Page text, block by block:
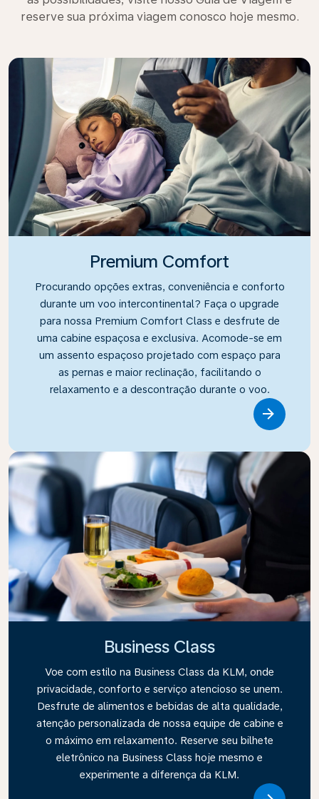
reserve sua próxima viagem conosco hoje mesmo.
Premium Comfort
Procurando opções extras, conveniência e conforto
durante um voo intercontinental? Faça o upgrade
para nossa Premium Comfort Class e desfrute de
uma cabine espaçosa e exclusiva. Acomode-se em
um assento espaçoso projetado com espaço para
as pernas e maior reclinação, facilitando o
relaxamento e a descontração durante o voo.
Business Class
Voe com estilo na Business Class da KLM, onde
privacidade, conforto e serviço atencioso se unem.
Desfrute de alimentos e bebidas de alta qualidade,
atenção personalizada de nossa equipe de cabine e
o máximo em relaxamento. Reserve seu bilhete
eletrônico na Business Class hoje mesmo e
experimente a diferença da KLM.